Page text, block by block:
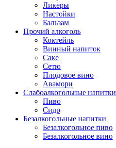
Ликеры
Настойки
Бальзам
Прочий алкоголь
Коктейль
Винный напиток
Саке
Сетю
Плодовое вино
Авамори
Слабоалкогольные напитки
Пиво
Сидр
Безалкогольные напитки
Безалкогольное пиво
Безалкогольное вино